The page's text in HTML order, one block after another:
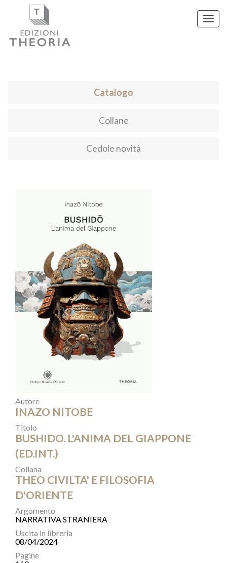
Catalogo
Collane
Cedole novità
Autore
INAZO NITOBE
Titolo
BUSHIDO. L'ANIMA DEL GIAPPONE
(ED.INT.)
Collana
THEO CIVILTA' E FILOSOFIA
D'ORIENTE
Argomento
NARRATIVA STRANIERA
Uscita in libreria
08/04/2024
Pagine